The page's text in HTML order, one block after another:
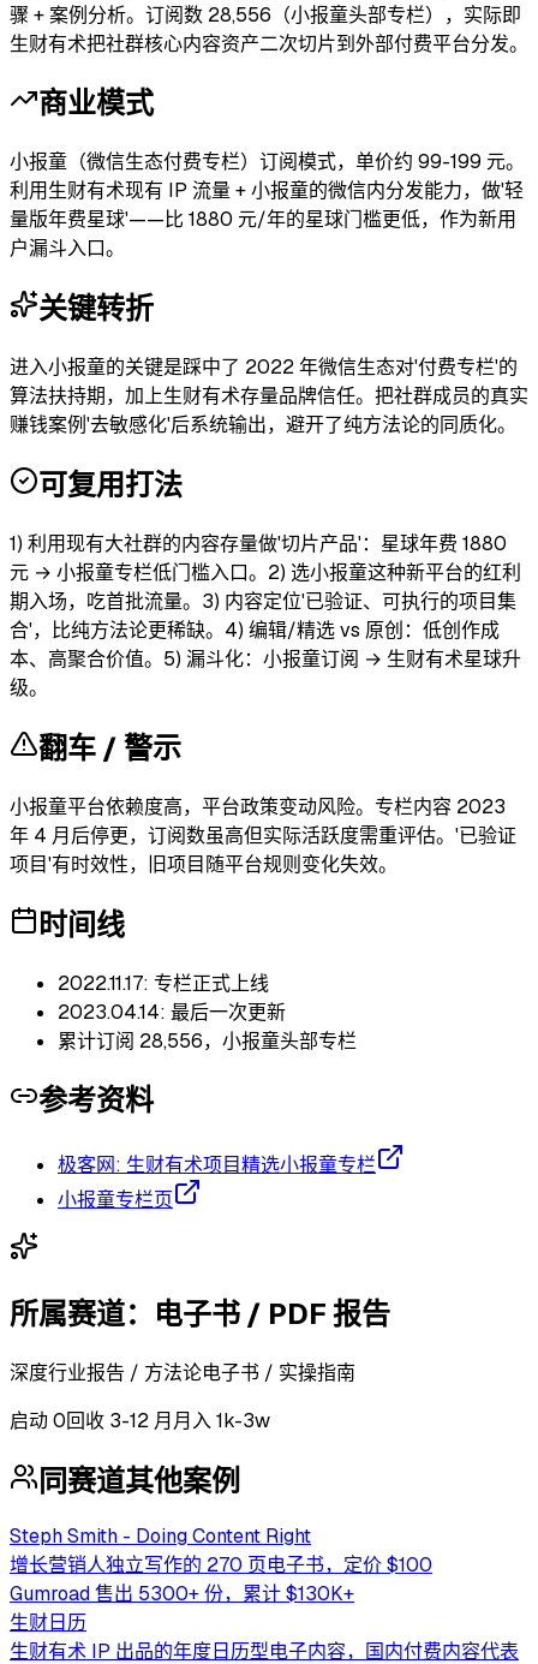
骤 + 案例分析。订阅数 28,556（小报童头部专栏），实际即
生财有术把社群核心内容资产二次切片到外部付费平台分发。
商业模式
小报童（微信生态付费专栏）订阅模式，单价约 99-199 元。
利用生财有术现有 IP 流量 + 小报童的微信内分发能力，做'轻
量版年费星球'——比 1880 元/年的星球门槛更低，作为新用
户漏斗入口。
关键转折
进入小报童的关键是踩中了 2022 年微信生态对'付费专栏'的
算法扶持期，加上生财有术存量品牌信任。把社群成员的真实
赚钱案例'去敏感化'后系统输出，避开了纯方法论的同质化。
可复用打法
1) 利用现有大社群的内容存量做'切片产品'：星球年费 1880
元 → 小报童专栏低门槛入口。2) 选小报童这种新平台的红利
期入场，吃首批流量。3) 内容定位'已验证、可执行的项目集
合'，比纯方法论更稀缺。4) 编辑/精选 vs 原创：低创作成
本、高聚合价值。5) 漏斗化：小报童订阅 → 生财有术星球升
级。
翻车 / 警示
小报童平台依赖度高，平台政策变动风险。专栏内容 2023
年 4 月后停更，订阅数虽高但实际活跃度需重评估。'已验证
项目'有时效性，旧项目随平台规则变化失效。
时间线
2022.11.17: 专栏正式上线
2023.04.14: 最后一次更新
累计订阅 28,556，小报童头部专栏
参考资料
极客网: 生财有术项目精选小报童专栏
小报童专栏页
所属赛道： 电子书 / PDF 报告
深度行业报告 / 方法论电子书 / 实操指南
启动0回收 3-12 月 月入 1k-3w
同赛道其他案例
Steph Smith - Doing Content Right
增长营销人独立写作的 270 页电子书，定价 $100
Gumroad 售出 5300+ 份，累计 $130K+
生财日历
生财有术 IP 出品的年度日历型电子内容，国内付费内容代表